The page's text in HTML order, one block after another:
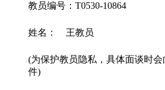
教员编号：T0530-10864
姓名： 王教员
(为保护教员隐私，具体面谈时
件)